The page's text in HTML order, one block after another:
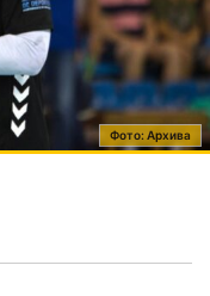
Фото: Aрхива